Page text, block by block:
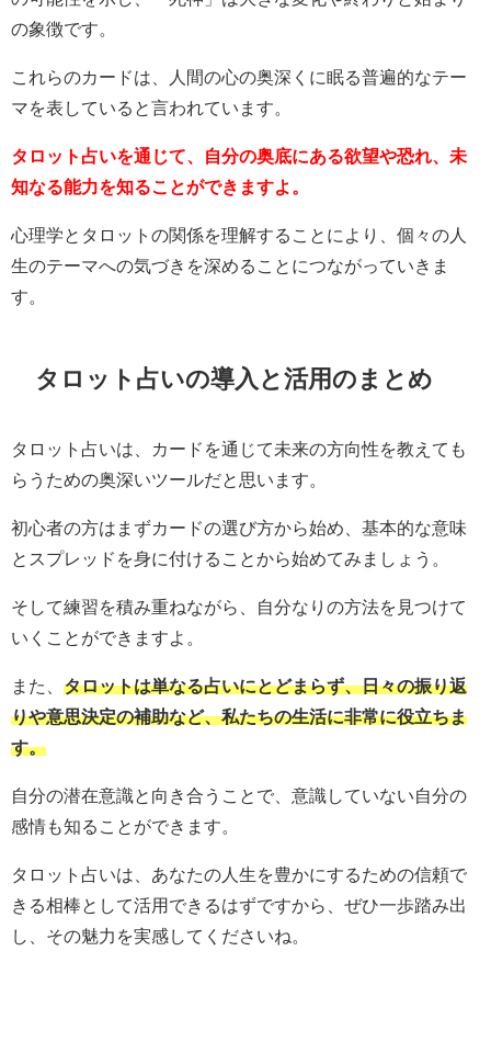
の象徴です。
これらのカードは、人間の心の奥深くに眠る普遍的なテー
マを表していると言われています。
タロット占いを通じて、自分の奥底にある欲望や恐れ、未
知なる能力を知ることができますよ。
心理学とタロットの関係を理解することにより、個々の人
生のテーマへの気づきを深めることにつながっていきま
す。
タロット占いの導入と活用のまとめ
タロット占いは、カードを通じて未来の方向性を教えても
らうための奥深いツールだと思います。
初心者の方はまずカードの選び方から始め、基本的な意味
とスプレッドを身に付けることから始めてみましょう。
そして練習を積み重ねながら、自分なりの方法を見つけて
いくことができますよ。
また、 タロットは単なる占いにとどまらず、日々の振り返
りや意思決定の補助など、私たちの生活に非常に役立ちま
す。
自分の潜在意識と向き合うことで、意識していない自分の
感情も知ることができます。
タロット占いは、あなたの人生を豊かにするための信頼で
きる相棒として活用できるはずですから、ぜひ一歩踏み出
し、その魅力を実感してくださいね。